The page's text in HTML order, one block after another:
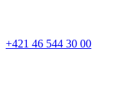
+421 46 544 30 00